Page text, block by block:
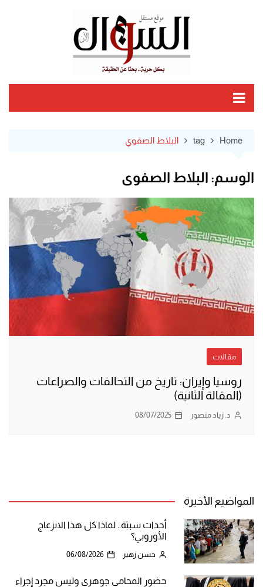
Home
tag البلاط الصفوي
الوسم: البلاط الصفوي
مقالات
روسيا وإيران: تاريخ من التحالفات والصراعات
(المقالة الثانية)
د. زياد منصور 08/07/2025
المواضيع الأخيرة
أحداث سبتة.. لماذا كل هذا الانزعاج
الأوروبي؟
حسن زهير 06/08/2026
حضور المحامي جوهري وليس مجرد إجراء